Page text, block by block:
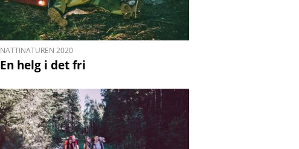
NATTINATUREN 2020
En helg i det fri